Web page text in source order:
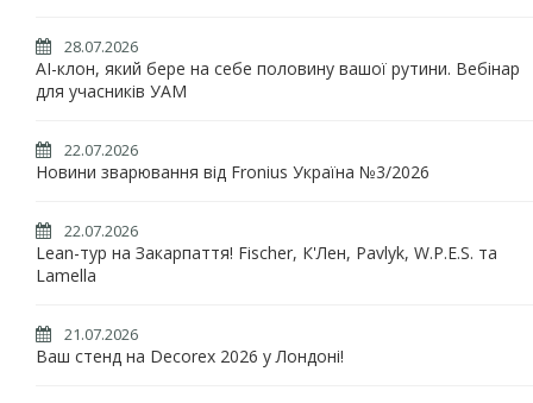
28.07.2026
AI-клон, який бере на себе половину вашої рутини. Вебінар
для учасників УАМ
22.07.2026
Новини зварювання від Fronius Україна №3/2026
22.07.2026
Lean-тур на Закарпаття! Fischer, К'Лен, Pavlyk, W.P.E.S. та
Lamella
21.07.2026
Ваш стенд на Decorex 2026 у Лондоні!